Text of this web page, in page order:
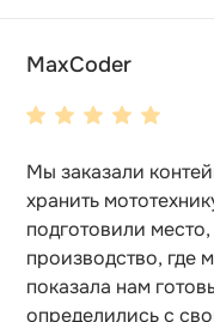
Для хранения
плоской крышей,
конструкцию.
Чем просторнее
садовые
строительные
MaxCoder
Мы заказали
хранить
подготовили
производство, где
показала нам
определились с